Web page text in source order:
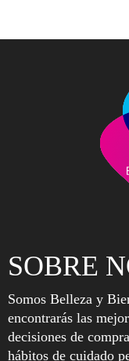
SOBRE
Somos Belleza y
encontrarás las
decisiones de
hábitos de cuidado